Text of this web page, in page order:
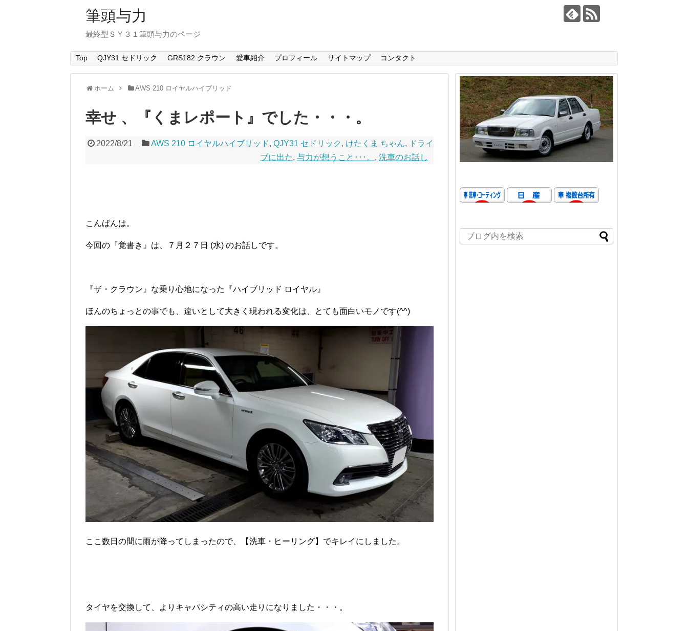
筆頭与力
最終型ＳＹ３１筆頭与力のページ
Top QJY31 セドリック GRS182 クラウン 愛車紹介 プロフィール サイトマップ コンタクト
ホーム AWS 210 ロイヤルハイブリッド
幸せ 、『くまレポート』でした・・・。
2022/8/21 AWS 210 ロイヤルハイブリッド, QJY31 セドリック , けたくま ちゃん, ドライ
ブに出た, 与力が想うこと･･･。 , 洗車のお話し
こんばんは。
今回の『覚書き』は、７月２７日 (水) のお話しです。
『ザ・クラウン』な乗り心地になった『ハイブリッド ロイヤル』
ほんのちょっとの事でも、違いとして大きく現われる変化は、とても面白いモノです(^^)
ここ数日の間に雨が降ってしまったので、【洗車・ヒーリング】でキレイにしました。
タイヤを交換して、よりキャパシティの高い走りになりました・・・。